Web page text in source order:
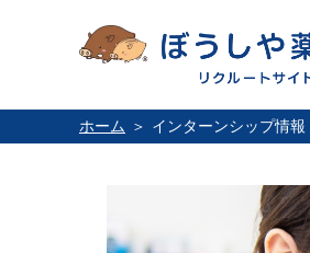
ホーム インターンシップ情報